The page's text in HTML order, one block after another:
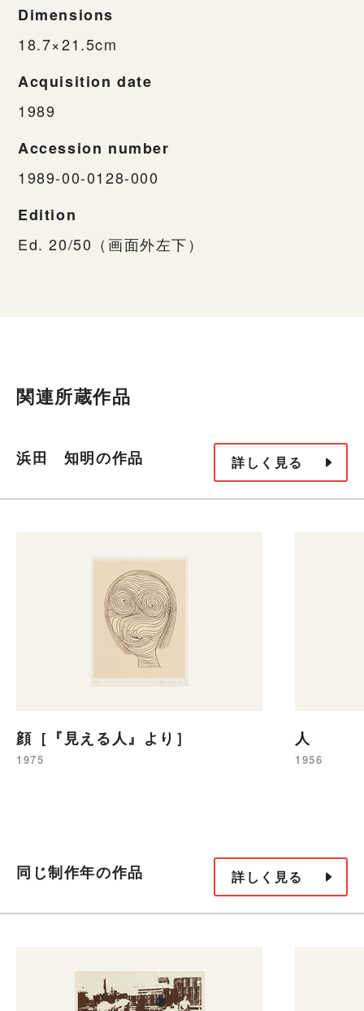
Dimensions
18.7×21.5cm
Acquisition date
1989
Accession number
1989-00-0128-000
Edition
Ed. 20/50（画面外左下）
関連所蔵作品
浜田 知明の作品 詳しく見る
顔［『見える人』より］
1975
人
1956
同じ制作年の作品 詳しく見る